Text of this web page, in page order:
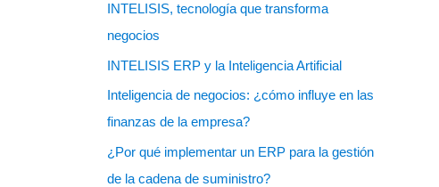
r
:
INTELISIS, tecnología que transforma
negocios
INTELISIS ERP y la Inteligencia Artificial
Inteligencia de negocios: ¿cómo influye en las
finanzas de la empresa?
¿Por qué implementar un ERP para la gestión
de la cadena de suministro?